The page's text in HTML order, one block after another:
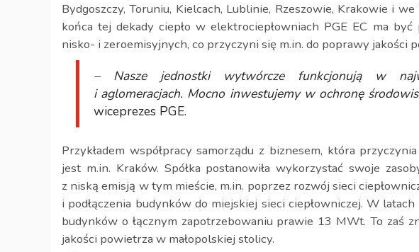
Bydgoszczy, Toruniu, Kielcach, Lublinie, Rzeszowie, Krakowie i
końca tej dekady ciepło w elektrociepłowniach PGE EC ma
nisko- i zeroemisyjnych, co przyczyni się m.in. do poprawy jakości
– Nasze jednostki wytwórcze funkcjonują w
i aglomeracjach. Mocno inwestujemy w ochronę
wiceprezes PGE.
Przykładem współpracy samorządu z biznesem, która
jest m.in. Kraków. Spółka postanowiła wykorzystać swoje
z niską emisją w tym mieście, m.in. poprzez rozwój sieci
i podłączenia budynków do miejskiej sieci ciepłowniczej. W
budynków o łącznym zapotrzebowaniu prawie 13 MWt. To zaś
jakości powietrza w małopolskiej stolicy.